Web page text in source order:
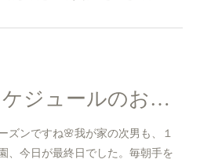
4月レッスンスケジュールのお知らせ☆
ズンですね🌸我が家の次男も、１
、今日が最終日でした。毎朝手を